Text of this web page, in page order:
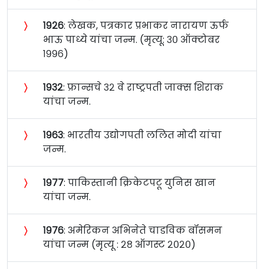
〉 १९२६: लेखक, पत्रकार प्रभाकर नारायण ऊर्फ
भाऊ पाध्ये यांचा जन्म. (मृत्यू: ३० ऑक्टोबर
१९९६)
〉 १९३२: फ्रान्सचे ३२ वे राष्ट्रपती जाक्स शिराक
यांचा जन्म.
〉 १९६३: भारतीय उद्योगपती ललित मोदी यांचा
जन्म.
〉 १९७७: पाकिस्तानी क्रिकेटपटू युनिस खान
यांचा जन्म.
〉 १९७६: अमेरिकन अभिनेते चाडविक बॉसमन
यांचा जन्म (मृत्यू : २८ ऑगस्ट २०२०)